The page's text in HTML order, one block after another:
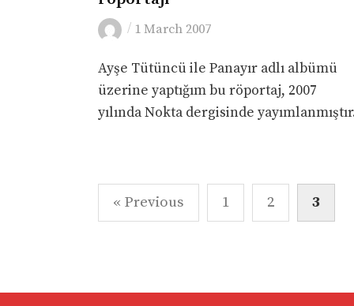
/ 1 March 2007
Ayşe Tütüncü ile Panayır adlı albümü
üzerine yaptığım bu röportaj, 2007
yılında Nokta dergisinde
Posts
pagination
« Previous 1 2 3